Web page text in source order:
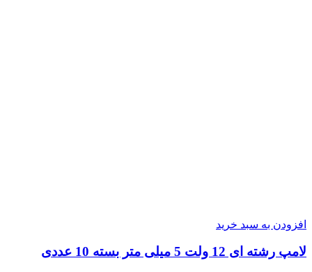
افزودن به سبد خرید
لامپ رشته ای 12 ولت 5 میلی متر بسته 10 عددی